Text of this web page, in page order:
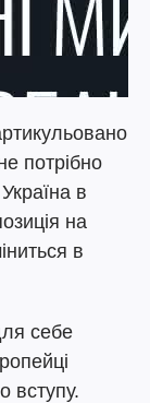
потрібно
в
на
в
себе
вступу.